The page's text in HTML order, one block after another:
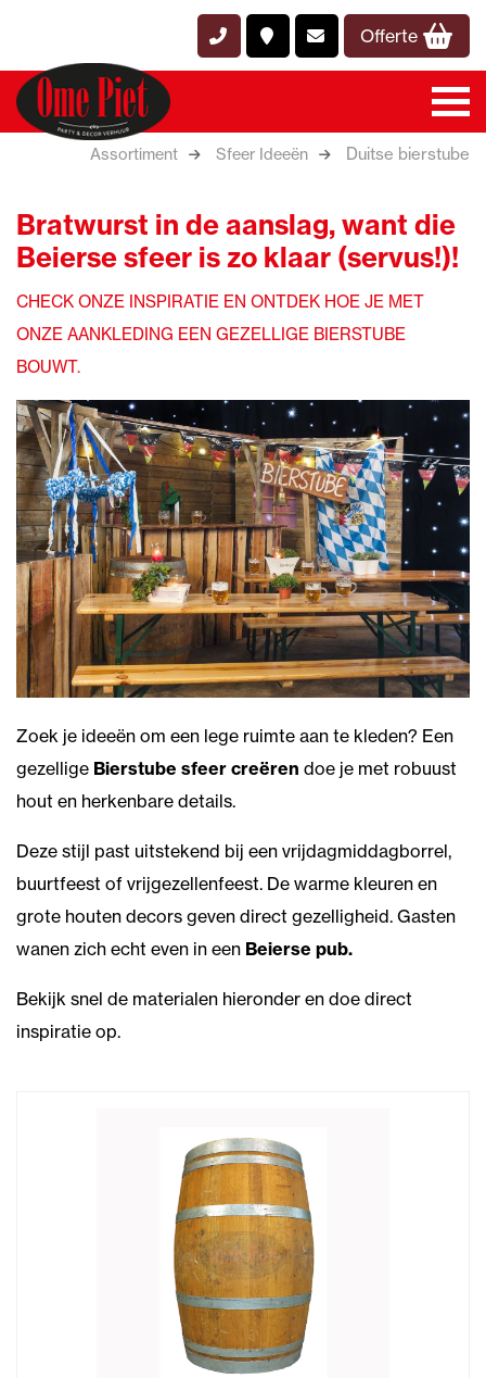
Offerte
Assortiment Sfeer Ideeën Duitse bierstube
Bratwurst in de aanslag, want die
Beierse sfeer is zo klaar (servus!)!
CHECK ONZE INSPIRATIE EN ONTDEK HOE JE MET
ONZE AANKLEDING EEN GEZELLIGE BIERSTUBE
BOUWT.
Zoek je ideeën om een lege ruimte aan te kleden? Een
gezellige Bierstube sfeer creëren doe je met robuust
hout en herkenbare details.
Deze stijl past uitstekend bij een vrijdagmiddagborrel,
buurtfeest of vrijgezellenfeest. De warme kleuren en
grote houten decors geven direct gezelligheid. Gasten
wanen zich echt even in een Beierse pub.
Bekijk snel de materialen hieronder en doe direct
inspiratie op.